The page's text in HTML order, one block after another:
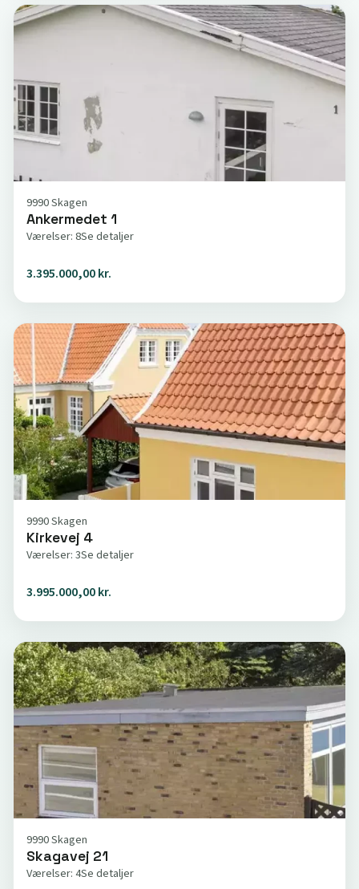
9990 Skagen
Ankermedet 1
Værelser: 8Se detaljer
3.395.000,00 kr.
9990 Skagen
Kirkevej 4
Værelser: 3Se detaljer
3.995.000,00 kr.
9990 Skagen
Skagavej 21
Værelser: 4Se detaljer